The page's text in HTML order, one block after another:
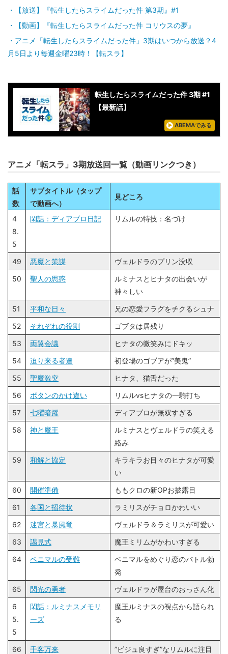
【放送】『転生したらスライムだった件 第3期』#1
【動画】『転生したらスライムだった件 コリウスの夢』
アニメ「転生したらスライムだった件」3期はいつから放送？4
月5日より毎週金曜23時！【転スラ】
転生したらスライムだった件 3期 #1
【最新話】
ABEMAでみる
アニメ「転スラ」3期放送回一覧（動画リンクつき）
話
数
サブタイトル（タップ
で動画へ）
見どころ
4
8.
5
閑話：ディアブロ日記 リムルの特技：名づけ
49 悪魔と策謀
ヴェルドラのプリン没収
50
聖人の思惑
ルミナスとヒナタの出会いが
神々しい
51
平和な日々
兄の恋愛フラグをチクるシュナ
52
それぞれの役割
ゴブタは居残り
53
両翼会議
ヒナタの微笑みにドキッ
54
迫り来る者達
初登場のゴブアが”美鬼”
55
聖魔激突
ヒナタ、猫舌だった
56
ボタンのかけ違い
リムルvsヒナタの一騎打ち
57
七曜暗躍
ディアブロが無双すぎる
58
神と魔王
ルミナスとヴェルドラの笑える
絡み
59
和解と協定
キラキラお目々のヒナタが可愛
い
60
開催準備
ももクロの新OPお披露目
61
各国と招待状
ラミリスがチョロかわいい
62
迷宮と暴風竜
ヴェルドラ＆ラミリスが可愛い
63
謁見式
魔王ミリムがかわいすぎる
64
ベニマルの受難
ベニマルをめぐり恋のバトル勃
発
65
閃光の勇者
ヴェルドラが屋台のおっさん化
6
5.
5
閑話：ルミナスメモリ
ーズ
魔王ルミナスの視点から語られ
る
66 千客万来
”ビジュ良すぎ”なリムルに注目